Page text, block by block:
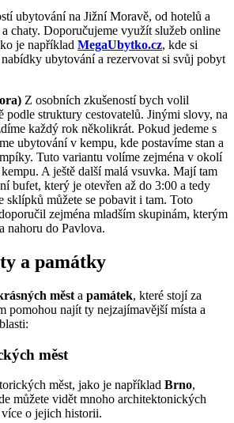
ubytování na Jižní Moravě, od hotelů a
chaty. Doporučujeme využít služeb online
je například MegaUbytko.cz, kde si
ubytování a rezervovat si svůj pobyt
Z osobních zkušeností bych volil
podle struktury cestovatelů. Jinými slovy, na
každý rok několikrát. Pokud jedeme s
ubytování v kempu, kde postavíme stan a
Tuto variantu volíme zejména v okolí
A ještě další malá vsuvka. Mají tam
bufet, který je otevřen až do 3:00 a tedy
sklípků můžete se pobavit i tam. Toto
zejména mladším skupinám, kterým
nahoru do Pavlova.
a památky
měst a památek, které stojí za
pomohou najít ty nejzajímavější místa a
měst
měst, jako je například Brno,
můžete vidět mnoho architektonických
více o jejich historii.